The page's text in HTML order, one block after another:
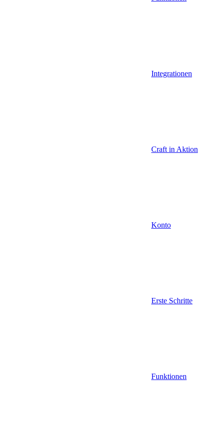
Integrationen
Craft in Aktion
Konto
Erste Schritte
Funktionen